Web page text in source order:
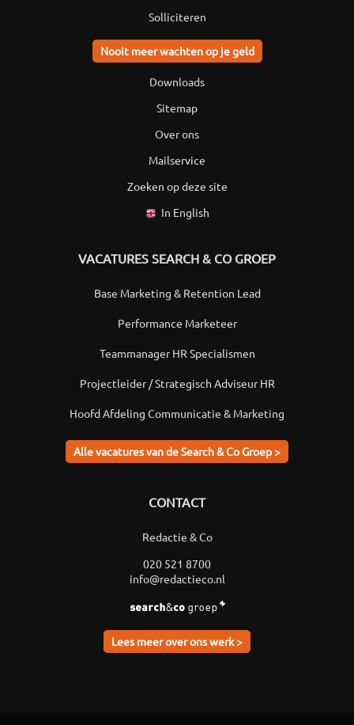
Solliciteren
Nooit meer wachten op je geld
Downloads
Sitemap
Over ons
Mailservice
Zoeken op deze site
In English
VACATURES SEARCH & CO GROEP
Base Marketing & Retention Lead
Performance Marketeer
Teammanager HR Specialismen
Projectleider / Strategisch Adviseur HR
Hoofd Afdeling Communicatie & Marketing
Alle vacatures van de Search & Co Groep >
CONTACT
Redactie & Co
020 521 8700
info@redactieco.nl
Lees meer over ons werk >